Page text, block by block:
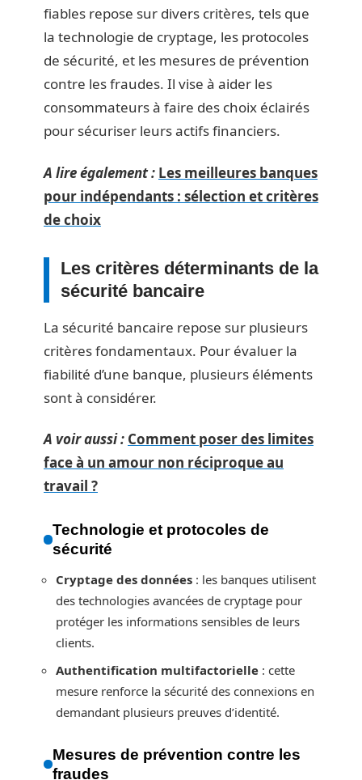
fiables repose sur divers critères, tels que
la technologie de cryptage, les protocoles
de sécurité, et les mesures de prévention
contre les fraudes. Il vise à aider les
consommateurs à faire des choix éclairés
pour sécuriser leurs actifs financiers.
A lire également : Les meilleures banques
pour indépendants : sélection et critères
de choix
Les critères déterminants de la
sécurité bancaire
La sécurité bancaire repose sur plusieurs
critères fondamentaux. Pour évaluer la
fiabilité d’une banque, plusieurs éléments
sont à considérer.
A voir aussi : Comment poser des limites
face à un amour non réciproque au
travail ?
Technologie et protocoles de
sécurité
Cryptage des données : les banques utilisent
des technologies avancées de cryptage pour
protéger les informations sensibles de leurs
clients.
Authentification multifactorielle : cette
mesure renforce la sécurité des connexions en
demandant plusieurs preuves d’identité.
Mesures de prévention contre les
fraudes